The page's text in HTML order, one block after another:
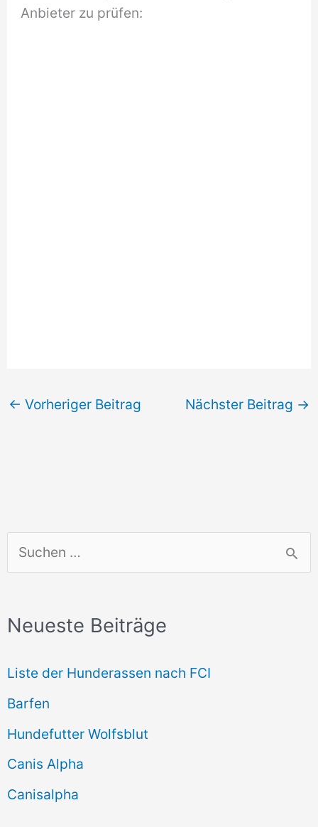
u
h
n
n
a
c
h
Neueste Beiträge
Liste der Hunderassen nach FCI
Barfen
Hundefutter Wolfsblut
Canis Alpha
Canisalpha
Anbieter zu prüfen:
← Vorheriger Beitrag Nächster Beitrag →